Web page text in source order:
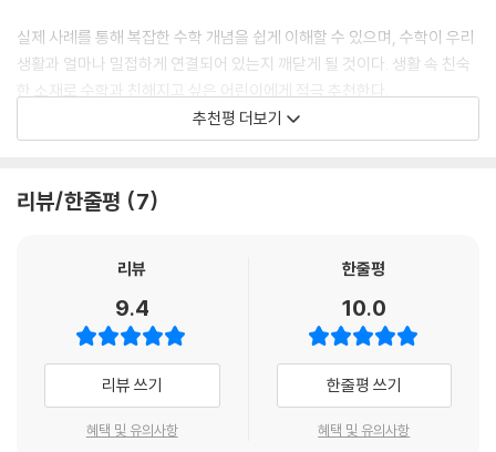
려는 노력에서 출발한 작은 시도들이 모이고 쌓여 수학 공식과 원리로 입
증된 것이다.
3. 수학은 이해하면 쉬워지고 쉬워지면 좋아진다!
해할 수 있어 수학을 좋아하게 되고 수학 문해력을 갖추게 된다.
발명과 발견을 주제 삼아 살피다 보면
어느 샌가 가까워진다!
‘수학’ 하면 갑자기 머릿속이 하얗게 되거나, 지루함에 하품부터 난다는 어
린이가 많다. 하지만 좋아하는 게임이나 스포츠, 흥미로운 무기와 전쟁 이
야기, 손에 땀을 쥐게 하는 추리와 탐정, 알고 보면 엄청난 발명과 발견 들
을 마주할 때는 정반대가 된다. 수학에 둘러싸여 살아가면서도 정작 수학
실제 사례를 통해 복잡한 수학 개념을 쉽게 이해할 수 있으며, 수학이 우리
생활과 얼마나 밀접하게 연결되어 있는지 깨닫게 될 것이다. 생활 속 친숙
한 소재로 수학과 친해지고 싶은 어린이에게 적극 추천한다.
- 이종락 (성균관대학교 수학과 교수)
때가 많다. 《황당하지만 수학입니다》는 부담 없이 펼쳐서 수학을 쉽고 재
생각하는 아이도 수학의 재미에 푹 빠져들게 된다.
추천평 더보기
리뷰/한줄평 7
리뷰
9.4
리뷰 쓰기
혜택 및 유의사항
한줄평
10.0
한줄평 쓰기
혜택 및 유의사항